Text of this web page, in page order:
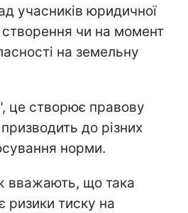
учасників юридичної
створення чи на момент
на земельну
це створює правову
до різних
норми.
вважають, що така
ризики тиску на